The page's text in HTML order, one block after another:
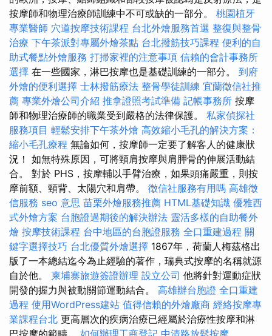
按摩師和物理治療師訓練中不可或缺的一部分。 桃園植牙
專業醫師 穴道按摩技術課程 台北外燴服務首選 整復與整骨
治療 下午茶派對專屬外燴茶點 台北撥筋技巧課程 便利的自
助式餐點外燴服務 打掃家裡的注意事項 信賴的會計事務所
選擇 在一些國家，淋巴按摩也是基礎訓練的一部分。 到府
外燴的便利選擇 士林撥筋療法 整骨學徒訓練 宜蘭徵信社推
薦 專業外燴公司介紹 推拿證照考試準備 記帳事務所 按摩
師和物理治療師的職業受到嚴格的法律保護。 私家偵探社
服務項目 輕鬆安排下午茶外燴 高效縮小毛孔的解決方案：
縮小毛孔療程 無論如何，按摩師一定要了解客人的健康狀
況！ 如無特殊原因，可將頸肩按摩與肩胛骨的伸展活動結
合。 對於 PHS，按摩輔以手臂治療，如果頭痛嚴重，則按
摩前額、頸背、太陽穴和肩帶。 徵信社服務有用嗎 高雄徵
信服務 seo 意思 苗栗外燴服務推薦 HTML基礎知識 優雅西
式外燴方案 台胞證過期後的解決辦法 靈活多樣的自助餐外
燴 按摩技術課程 台中地區的台胞證服務 全口重建過程 關
鍵字選擇技巧 台北優質外燴選擇 1867年，荷蘭人梅茲格出
版了一本總結迄今為止經驗的著作，瑞典式按摩的名稱就源
自於他。 柬埔寨旅遊簽證辦理 設立公司 他將針對運動症狀
開發的握力與被動關節運動結合。 高雄辦台胞證 全口重建
過程 使用WordPress建站 值得信賴的外燴廠商 經絡按摩專
業課程台北 更高層次的疾病治療已經屬於治療性按摩和淋
巴按摩的範疇。 如何辦理工商登記 中清路放鬆按摩